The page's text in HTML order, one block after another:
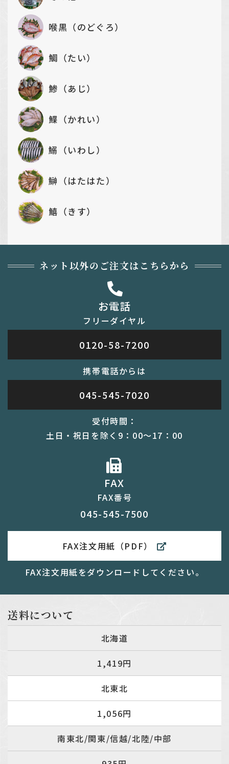
喉黒（のどぐろ）
鯛（たい）
鯵（あじ）
鰈（かれい）
鰯（いわし）
鰰（はたはた）
鱚（きす）
ネット以外のご注文はこちらから
お電話
フリーダイヤル
0120-58-7200
携帯電話からは
045-545-7020
受付時間：
土日・祝日を除く9：00～17：00
FAX
FAX番号
045-545-7500
FAX注文用紙（PDF）
FAX注文用紙をダウンロードしてください。
送料について
北海道
1,419円
北東北
1,056円
南東北/関東/信越/北陸/中部